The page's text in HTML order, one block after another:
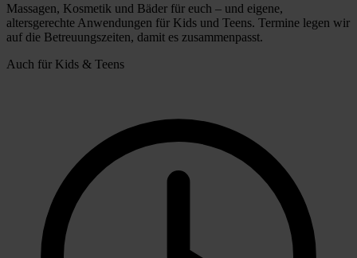
Massagen, Kosmetik und Bäder für euch – und eigene,
altersgerechte Anwendungen für Kids und Teens. Termine legen wir
auf die Betreuungszeiten, damit es zusammenpasst.
Auch für Kids & Teens